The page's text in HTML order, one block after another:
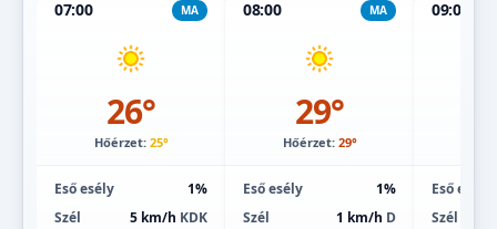
07:00 MA
26°
Hőérzet: 25°
Eső esély
1%
Szél
5 km/h KDK
08:00 MA
29°
Hőérzet: 29°
Eső esély
1%
Szél
1 km/h D
09:00
Eső esély
Szél